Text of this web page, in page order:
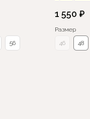
56
1 550 ₽
Размер
46
48